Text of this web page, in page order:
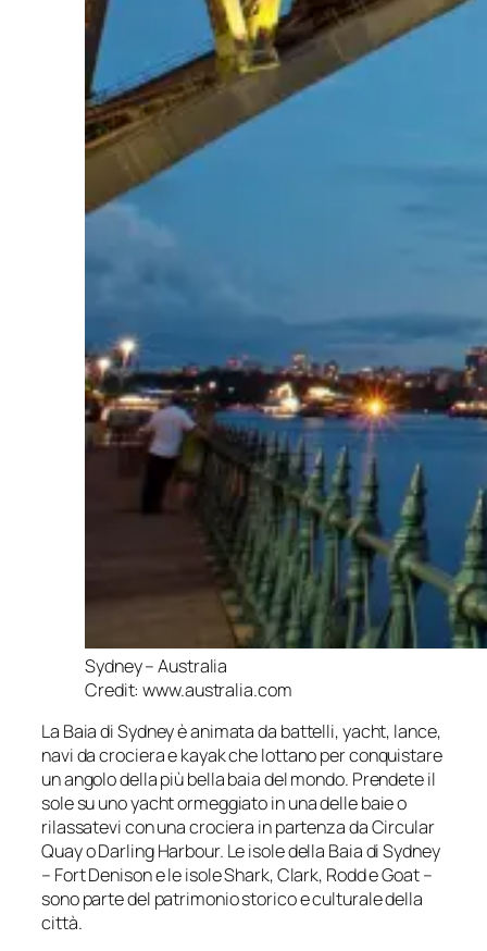
Sydney – Australia
Credit: www.australia.com
La Baia di Sydney è animata da battelli, yacht, lance,
navi da crociera e kayak che lottano per conquistare
un angolo della più bella baia del mondo. Prendete il
sole su uno yacht ormeggiato in una delle baie o
rilassatevi con una crociera in partenza da Circular
Quay o Darling Harbour. Le isole della Baia di Sydney
– Fort Denison e le isole Shark, Clark, Rodd e Goat –
sono parte del patrimonio storico e culturale della
città.